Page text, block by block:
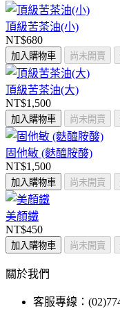
頂級苦茶油(小)
NT$680
加入購物車 尚未開賣
頂級苦茶油(大)
NT$1,500
加入購物車 尚未開賣
固他敏 (麩醯胺酸)
NT$1,500
加入購物車 尚未開賣
美顏鐵
NT$450
加入購物車 尚未開賣
關於我們
客服專線：